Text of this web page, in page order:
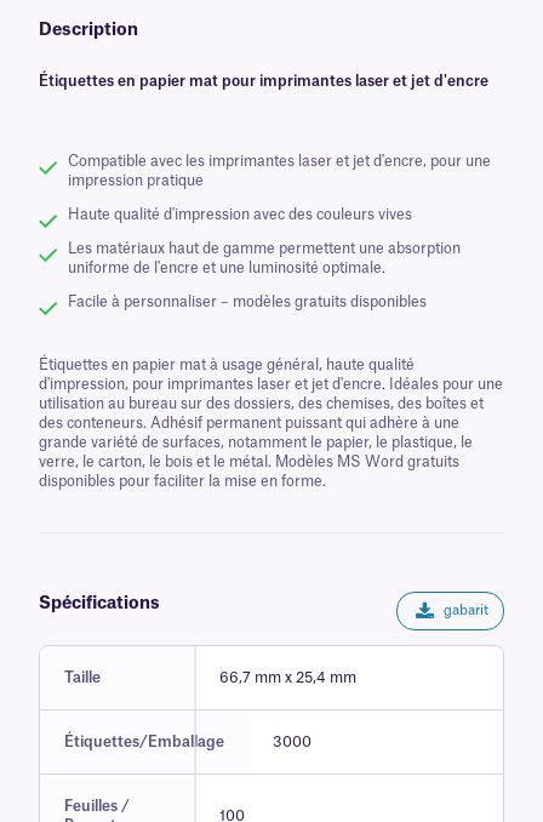
Description
Étiquettes en papier mat pour imprimantes laser et jet d'encre
Compatible avec les imprimantes laser et jet d'encre, pour une
impression pratique
Haute qualité d'impression avec des couleurs vives
Les matériaux haut de gamme permettent une absorption
uniforme de l'encre et une luminosité optimale.
Facile à personnaliser – modèles gratuits disponibles
Étiquettes en papier mat à usage général, haute qualité
d'impression, pour imprimantes laser et jet d'encre. Idéales pour une
utilisation au bureau sur des dossiers, des chemises, des boîtes et
des conteneurs. Adhésif permanent puissant qui adhère à une
grande variété de surfaces, notamment le papier, le plastique, le
verre, le carton, le bois et le métal. Modèles MS Word gratuits
disponibles pour faciliter la mise en forme.
Spécifications gabarit
Taille 66,7 mm x 25,4 mm
Étiquettes/Emballage 3000
Feuilles /
100